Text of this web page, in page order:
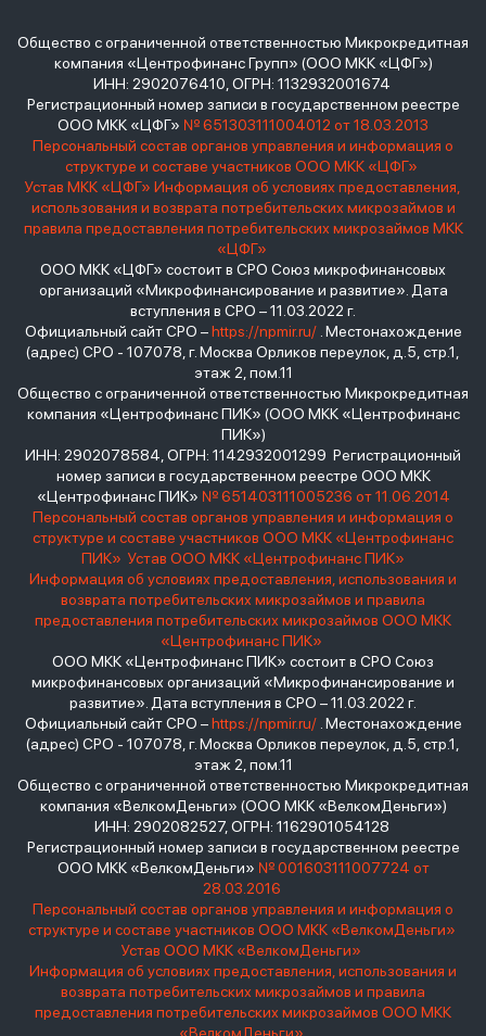
Общество с ограниченной ответственностью Микрокредитная
компания «Центрофинанс Групп» (ООО МКК «ЦФГ»)
ИНН: 2902076410, ОГРН: 1132932001674
Регистрационный номер записи в государственном реестре
ООО МКК «ЦФГ» № 651303111004012 от 18.03.2013
Персональный состав органов управления и информация о
структуре и составе участников ООО МКК «ЦФГ»
Устав МКК «ЦФГ» Информация об условиях предоставления,
использования и возврата потребительских микрозаймов и
правила предоставления потребительских микрозаймов МКК
«ЦФГ»
ООО МКК «ЦФГ» состоит в СРО Союз микрофинансовых
организаций «Микрофинансирование и развитие». Дата
вступления в СРО – 11.03.2022 г.
Официальный сайт СРО –https://npmir.ru/. Местонахождение
(адрес) СРО - 107078, г. Москва Орликов переулок, д.5, стр.1,
этаж 2, пом.11
Общество с ограниченной ответственностью Микрокредитная
компания «Центрофинанс ПИК» (ООО МКК «Центрофинанс
ПИК»)
ИНН: 2902078584, ОГРН: 1142932001299 Регистрационный
номер записи в государственном реестре ООО МКК
«Центрофинанс ПИК» № 651403111005236 от 11.06.2014
Персональный состав органов управления и информация о
структуре и составе участников ООО МКК «Центрофинанс
ПИК» Устав ООО МКК «Центрофинанс ПИК»
Информация об условиях предоставления, использования и
возврата потребительских микрозаймов и правила
предоставления потребительских микрозаймов ООО МКК
«Центрофинанс ПИК»
ООО МКК «Центрофинанс ПИК» состоит в СРО Союз
микрофинансовых организаций «Микрофинансирование и
развитие». Дата вступления в СРО – 11.03.2022 г.
Официальный сайт СРО –https://npmir.ru/. Местонахождение
(адрес) СРО - 107078, г. Москва Орликов переулок, д.5, стр.1,
этаж 2, пом.11
Общество с ограниченной ответственностью Микрокредитная
компания «ВелкомДеньги» (ООО МКК «ВелкомДеньги»)
ИНН: 2902082527, ОГРН: 1162901054128
Регистрационный номер записи в государственном реестре
ООО МКК «ВелкомДеньги» № 001603111007724 от
28.03.2016
Персональный состав органов управления и информация о
структуре и составе участников ООО МКК «ВелкомДеньги»
Устав ООО МКК «ВелкомДеньги»
Информация об условиях предоставления, использования и
возврата потребительских микрозаймов и правила
предоставления потребительских микрозаймов ООО МКК